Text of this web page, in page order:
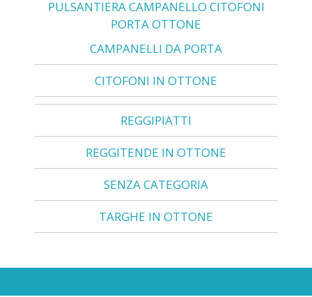
PULSANTIERA CAMPANELLO CITOFONI
PORTA OTTONE
CAMPANELLI DA PORTA
CITOFONI IN OTTONE
REGGIPIATTI
REGGITENDE IN OTTONE
SENZA CATEGORIA
TARGHE IN OTTONE